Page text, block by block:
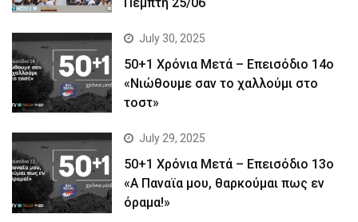
July 30, 2025
50+1 Χρόνια Μετά – Επεισόδιο 14ο
«Νιώθουμε σαν το χαλλούμι στο
τοστ»
July 29, 2025
50+1 Χρόνια Μετά – Επεισόδιο 13ο
«Α Παναϊα μου, θαρκούμαι πως εν
όραμα!»